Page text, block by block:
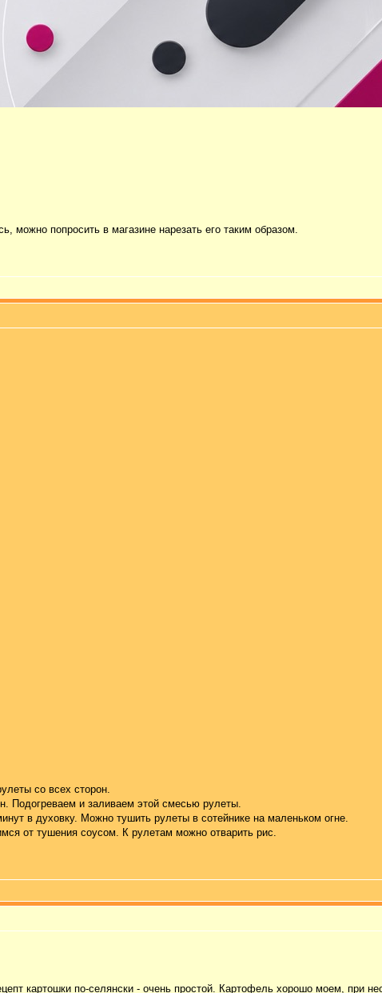
можно попросить в магазине нарезать его таким образом.
со всех сторон.
Подогреваем и заливаем этой смесью рулеты.
в духовку. Можно тушить рулеты в сотейнике на маленьком огне.
от тушения соусом. К рулетам можно отварить рис.
картошки по-селянски - очень простой. Картофель хорошо моем, при